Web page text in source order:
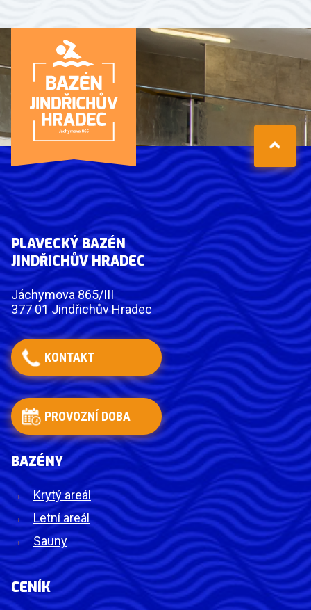
PLAVECKÝ BAZÉN
JINDŘICHŮV HRADEC
Jáchymova 865/III
377 01 Jindřichův Hradec
KONTAKT
PROVOZNÍ DOBA
BAZÉNY
Krytý areál
Letní areál
Sauny
CENÍK